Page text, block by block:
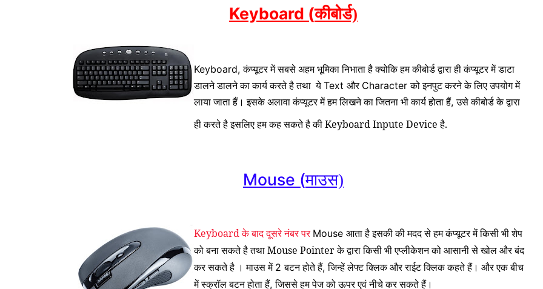
Keyboard (कीबोर्ड)
Keyboard,कंप्यूटर में सबसे अहम भूमिका निभाता है क्योकि हम कीबोर्ड द्वारा ही कंप्यूटर में डाटा
डालने डालने का कार्य करते है तथा ये Text और Characterको इनपुट करने के लिए उपयोग में
लाया जाता हैं। इसके अलावा कंप्यूटर में हम लिखने का जितना भी कार्य होता हैं,उसे कीबोर्ड के द्वारा
ही करते है इसलिए हम कह सकते है की Keyboard Inpute Device है.
Mouse (माउस)
Keyboard के बाद दूसरे नंबर पर Mouse आता हैइसकी की मदद से हम कंप्यूटर में किसी भी शेप
को बना सकते है तथा Mouse Pointer के द्वारा किसी भी एप्लीकेशन को आसानी से खोल और बंद
कर सकते है । माउस में 2बटन होते हैं,जिन्हें लेफ्ट क्लिक और राईट क्लिक कहते हैं। और एक बीच
में स्क्रॉल बटन होता हैं,जिससे हम पेज को ऊपर एवं नीचे कर सकते हैं।